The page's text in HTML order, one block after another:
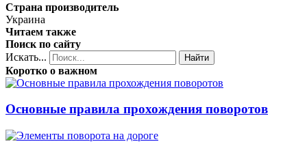
Страна производитель
Украина
Читаем также
Поиск по сайту
Искать...
Найти
Коротко о важном
Основные правила прохождения поворотов